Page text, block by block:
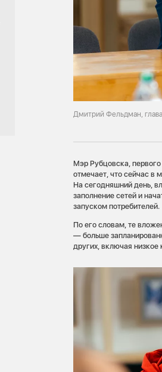
Дмитрий Фельдман,
Мэр Рубцовска,
отмечает, что сейчас в
На сегодняшний день,
заполнение сетей и
запуском потребителей.
По его словам, те
— больше
других, включая низкое